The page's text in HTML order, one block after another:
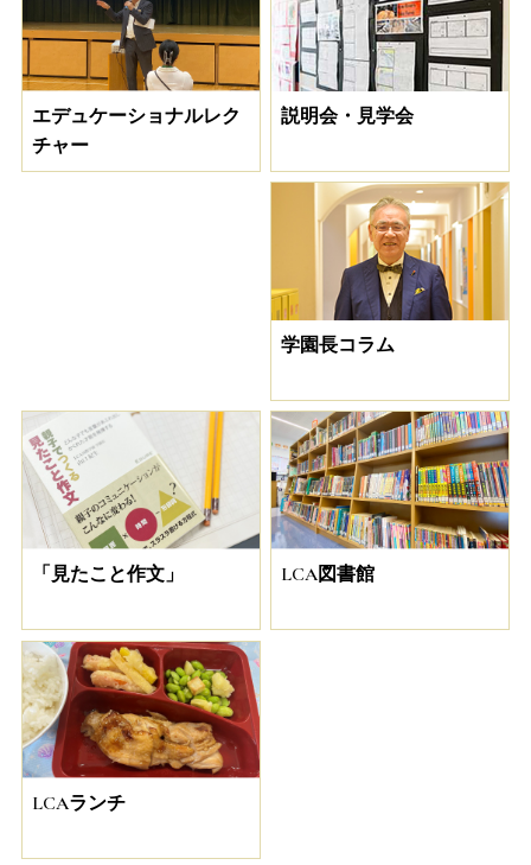
エデュケーショナルレク
チャー
説明会・見学会
学園長コラム
「見たこと作文」 LCA図書館
LCAランチ